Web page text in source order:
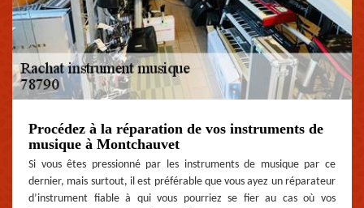
Procédez à la réparation de vos instruments de
musique à Montchauvet
Si vous êtes pressionné par les instruments de musique par ce
dernier, mais surtout, il est préférable que vous ayez un réparateur
d’instrument fiable à qui vous pourriez se fier au cas où vos